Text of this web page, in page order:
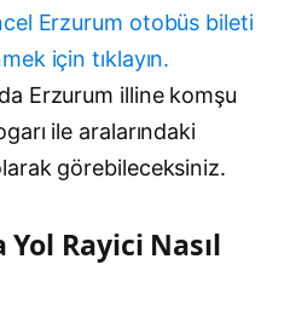
Erzurum otobüs bileti
için tıklayın.
Erzurum illine komşu
ile aralarındaki
görebileceksiniz.
Rayici Nasıl